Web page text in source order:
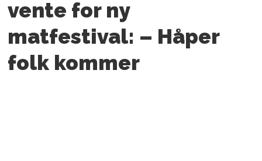
vente for ny
matfestival: – Håper
folk kommer